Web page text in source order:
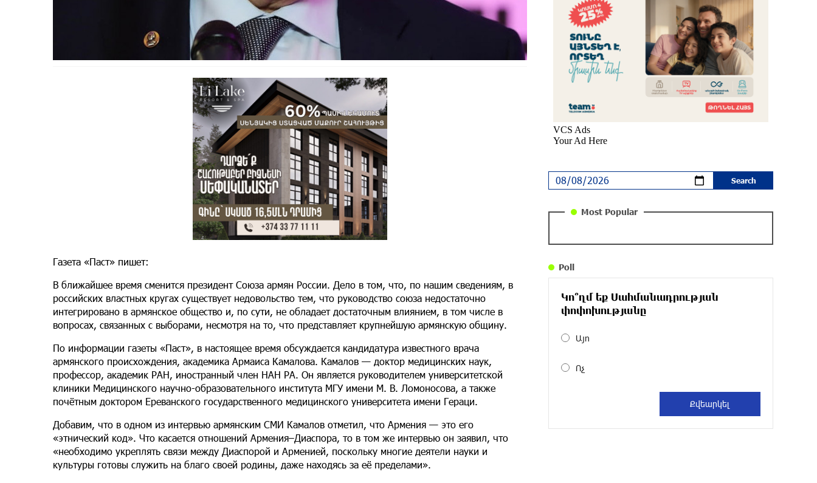
Газета «Паст» пишет:
В ближайшее время сменится президент Союза армян России. Дело в том, что, по нашим сведениям, в
российских властных кругах существует недовольство тем, что руководство союза недостаточно
интегрировано в армянское общество и, по сути, не обладает достаточным влиянием, в том числе в
вопросах, связанных с выборами, несмотря на то, что представляет крупнейшую армянскую общину.
По информации газеты «Паст», в настоящее время обсуждается кандидатура известного врача
армянского происхождения, академика Армаиса Камалова. Камалов — доктор медицинских наук,
профессор, академик РАН, иностранный член НАН РА. Он является руководителем университетской
клиники Медицинского научно-образовательного института МГУ имени М. В. Ломоносова, а также
почётным доктором Ереванского государственного медицинского университета имени Гераци.
Добавим, что в одном из интервью армянским СМИ Камалов отметил, что Армения — это его
«этнический код». Что касается отношений Армения–Диаспора, то в том же интервью он заявил, что
«необходимо укреплять связи между Диаспорой и Арменией, поскольку многие деятели науки и
культуры готовы служить на благо своей родины, даже находясь за её пределами».
Educational Trip and First U.S. Concert of
the Music for Future Foundation’s Young
Musicians
10 months ago
Empowering the Next Generation of
Armenian Talents: “Music for Future”
DIALOG Organization - Partner of the
“Born in Artsakh” Program
“Past”: A Publicly Funded Concert for the
Privileged Few?
"Artsakh" Orchestra Concert
about a year ago
Most Popular
Poll
Կո՞ղմ եք Սահմանադրության
փոփոխությանը
Այո
Ոչ